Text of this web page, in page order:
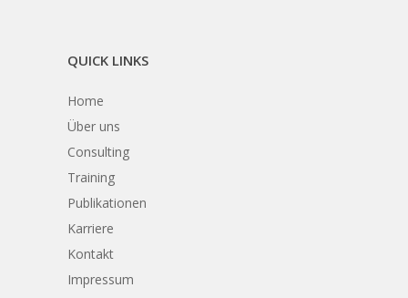
QUICK LINKS
Home
Über uns
Consulting
Training
Publikationen
Karriere
Kontakt
Impressum